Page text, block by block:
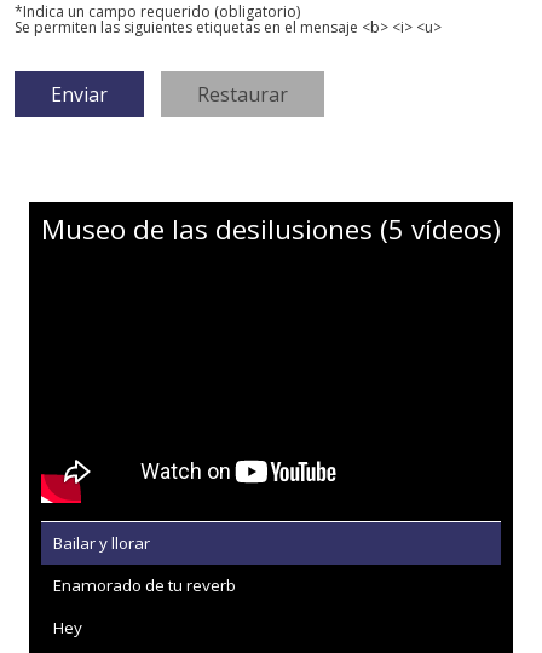
*Indica un campo requerido (obligatorio)
Se permiten las siguientes etiquetas en el mensaje <b> <i> <u>
Museo de las desilusiones (5 vídeos)
Bailar y llorar
Enamorado de tu reverb
Hey